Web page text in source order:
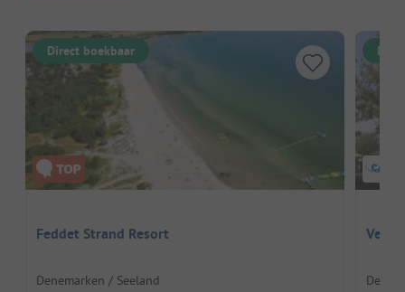
Direct boekbaar
Feddet Strand Resort
Denemarken / Seeland